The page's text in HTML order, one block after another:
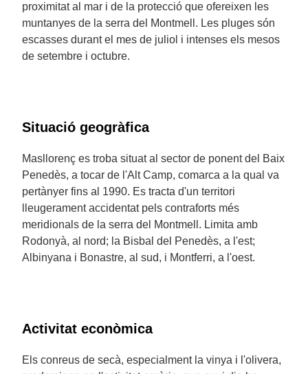
proximitat al mar i de la protecció que ofereixen les
muntanyes de la serra del Montmell. Les pluges són
escasses durant el mes de juliol i intenses els mesos
de setembre i octubre.
Situació geogràfica
Masllorenç es troba situat al sector de ponent del Baix
Penedès, a tocar de l'Alt Camp, comarca a la qual va
pertànyer fins al 1990. Es tracta d'un territori
lleugerament accidentat pels contraforts més
meridionals de la serra del Montmell. Limita amb
Rodonyà, al nord; la Bisbal del Penedès, a l'est;
Albinyana i Bonastre, al sud, i Montferri, a l'oest.
Activitat econòmica
Els conreus de secà, especialment la vinya i l'olivera,